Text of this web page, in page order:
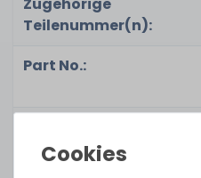
Teilenummer(n):
Part No.:
Zustand: